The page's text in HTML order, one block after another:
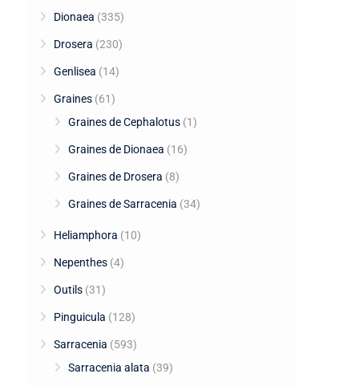
Dionaea (335)
Drosera (230)
Genlisea (14)
Graines (61)
Graines de Cephalotus (1)
Graines de Dionaea (16)
Graines de Drosera (8)
Graines de Sarracenia (34)
Heliamphora (10)
Nepenthes (4)
Outils (31)
Pinguicula (128)
Sarracenia (593)
Sarracenia alata (39)